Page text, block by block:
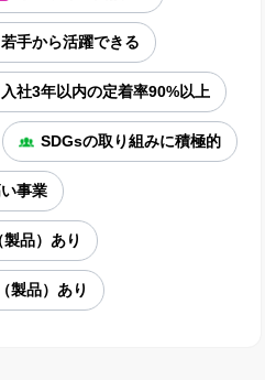
若手から活躍できる
入社3年以内の定着率90%以上
SDGsの取り組みに積極的
事業
品）あり
製品）あり